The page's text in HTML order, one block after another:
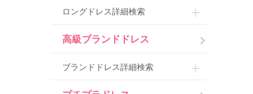
ロングドレス詳細検索
高級ブランドドレス
ブランドドレス詳細検索